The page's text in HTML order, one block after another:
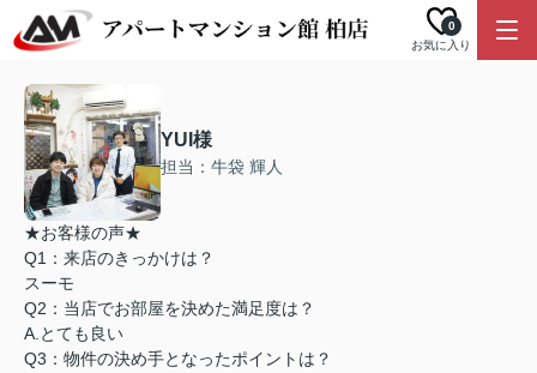
お気に入り
0
YUI様
担当：牛袋 輝人
★お客様の声★
Q1：来店のきっかけは？
スーモ
Q2：当店でお部屋を決めた満足度は？
A.とても良い
Q3：物件の決め手となったポイントは？